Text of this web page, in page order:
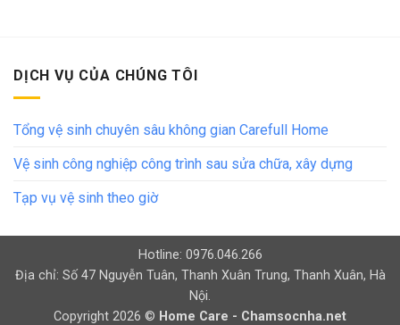
DỊCH VỤ CỦA CHÚNG TÔI
Tổng vệ sinh chuyên sâu không gian Carefull Home
Vệ sinh công nghiệp công trình sau sửa chữa, xây dựng
Tạp vụ vệ sinh theo giờ
Hotline: 0976.046.266
Địa chỉ: Số 47 Nguyễn Tuân, Thanh Xuân Trung, Thanh Xuân, Hà
Nội.
Copyright 2026 © Home Care - Chamsocnha.net